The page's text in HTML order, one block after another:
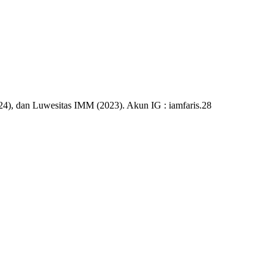
dan Luwesitas IMM (2023). Akun IG : iamfaris.28